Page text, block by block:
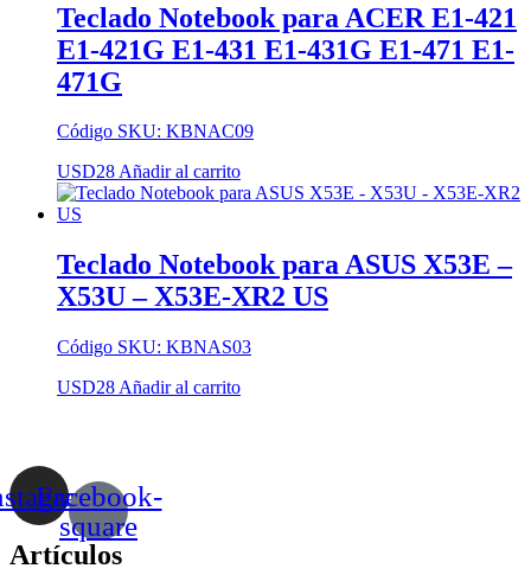
Teclado Notebook para ACER E1-421
E1-421G E1-431 E1-431G E1-471 E1-
471G
Código SKU: KBNAC09
USD28Añadir al carrito
Teclado Notebook para ASUS X53E –
X53U – X53E-XR2 US
Código SKU: KBNAS03
USD28 Añadir al carrito
Facebook-
square
Artículos